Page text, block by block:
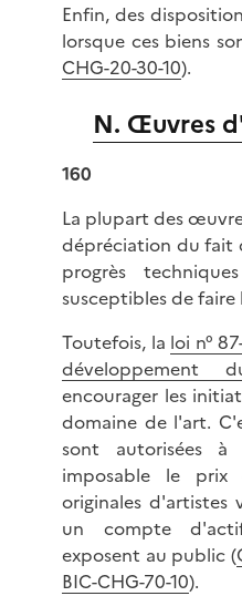
Enfin, des
lorsque ces biens
CHG-20-30-10).
N. Œuvres
160
La plupart des
dépréciation du fait
progrès
susceptibles de
Toutefois, la loi n°
développement
encourager les
domaine de l'art.
sont autorisées
imposable le prix
originales d'artistes
un compte
exposent au public (
BIC-CHG-70-10).